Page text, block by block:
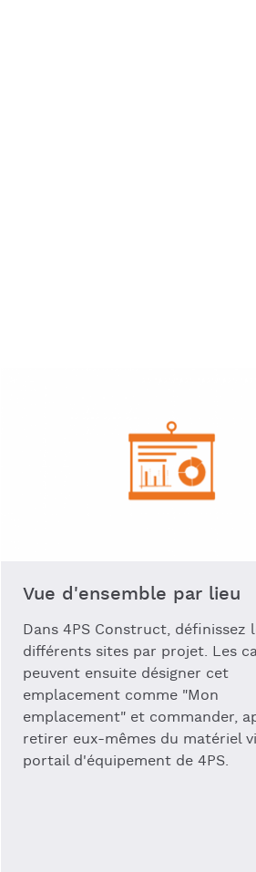
Vue d'ensemble par lieu
Dans 4PS Construct, définissez
différents sites par projet. Les
peuvent ensuite désigner cet
emplacement comme "Mon
emplacement" et commander,
retirer eux-mêmes du matériel
portail d'équipement de 4PS.